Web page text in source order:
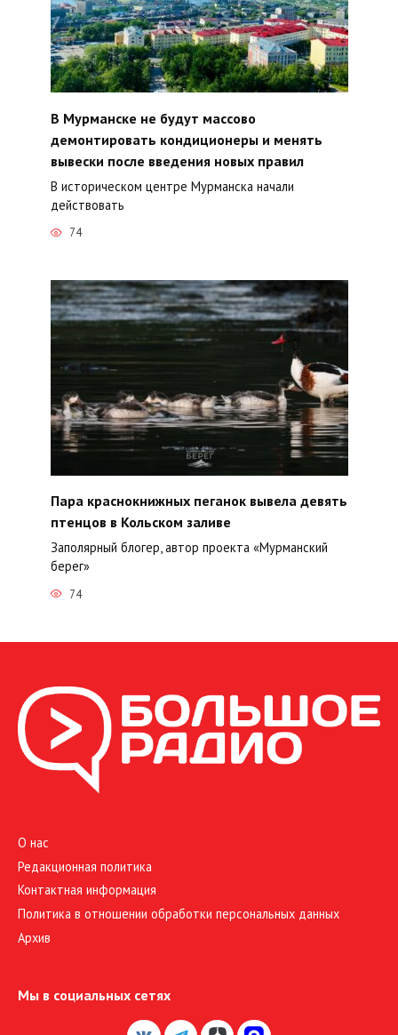
В Мурманске не будут массово
демонтировать кондиционеры и менять
вывески после введения новых правил
В историческом центре Мурманска начали
действовать
74
Пара краснокнижных пеганок вывела девять
птенцов в Кольском заливе
Заполярный блогер, автор проекта «Мурманский
берег»
74
О нас
Редакционная политика
Контактная информация
Политика в отношении обработки персональных данных
Архив
Мы в социальных сетях